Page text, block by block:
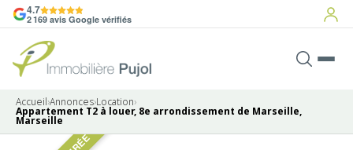
4.7
2 169 avis Google vérifiés
Accueil›Annonces›Location›
Appartement T2 à louer, 8e arrondissement de Marseille,
Marseille